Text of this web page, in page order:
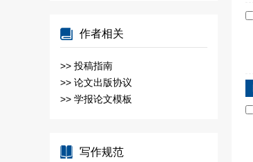
作者相关
>> 投稿指南
>> 论文出版协议
>> 学报论文模板
写作规范